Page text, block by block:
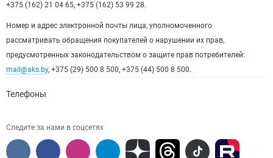
+375 (162) 21 04 65, +375 (162) 53 99 28.
Номер и адрес электронной почты лица, уполномоченного
рассматривать обращения покупателей о нарушении их прав,
предусмотренных законодательством о защите прав потребителей:
mail@aks.by, +375 (29) 500 8 500, +375 (44) 500 8 500.
Телефоны
Следите за нами в соцсетях